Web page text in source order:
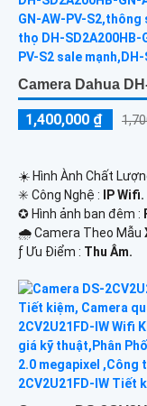
Camera Dahua
1,400,000 ₫
☀️ Hình Ành Chất
✳️ Công Nghệ :
IP Wifi.
✪ Hình ảnh ban đêm :
🌧️ Camera Theo Mẫu
️ƒ Ưu Điểm : Thu Âm.